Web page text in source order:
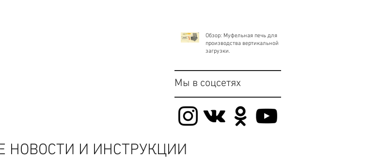
Обзор: Муфельная печь для
производства вертикальной
загрузки.
Мы в соцсетях
НОВОСТИ И ИНСТРУКЦИИ